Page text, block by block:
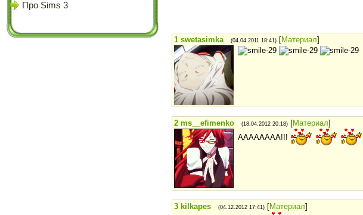
Про Sims 3
1 swetasimka (04.04.2011 18:41) [Материал]
2 ms__efimenko (18.04.2012 20:18) [Материал]
АААААААА!!!
3 kilkapes (04.12.2012 17:41) [Материал]